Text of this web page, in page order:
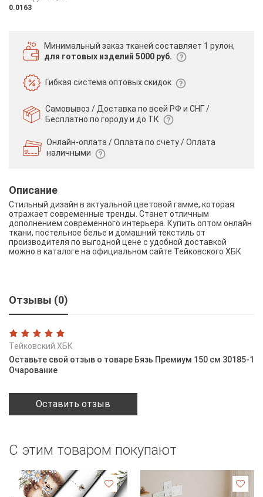
0.0163
Минимальный заказ тканей составляет 1 рулон,
для готовых изделий 5000 руб.
Гибкая системаоптовых скидок
Самовывоз / Доставка по всей РФ и СНГ /
Бесплатно по городу и до ТК
Онлайн-оплата / Оплата по счету /Оплата
наличными
Описание
Стильный дизайн в актуальной цветовой гамме, которая
отражает современные тренды. Станет отличным
дополнением современного интерьера. Купить оптом онлайн
ткани, постельное белье и домашний текстиль от
производителя по выгодной цене с удобной доставкой
можно в каталоге на официальном сайте Тейковского ХБК
Отзывы (0)
Тейковский ХБК
Оставьте свой отзыв о товаре Бязь Премиум 150 см 30185-1
Очарование
Оставить отзыв
С этим товаром покупают